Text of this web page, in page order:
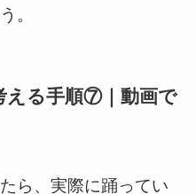
。
える手順⑦｜動画で
ら、実際に踊ってい